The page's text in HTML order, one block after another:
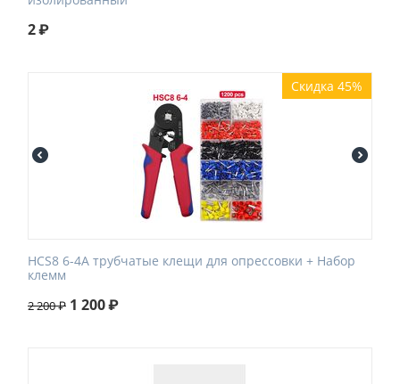
2₽
Скидка 45%
HCS8 6-4A трубчатые клещи для опрессовки + Набор
клемм
2 200₽ 1 200₽